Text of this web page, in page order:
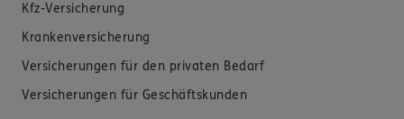
Kfz-Versicherung
Krankenversicherung
Versicherungen für den privaten Bedarf
Versicherungen für Geschäftskunden